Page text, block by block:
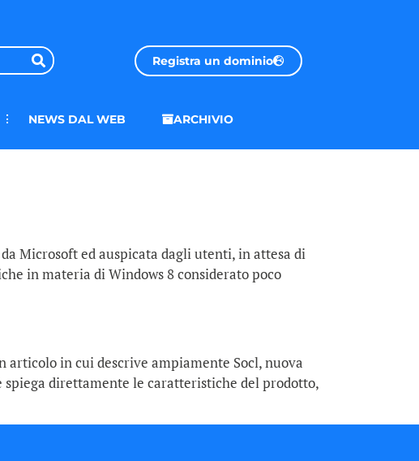
Registra un dominio
NEWS DAL WEB ARCHIVIO
Microsoft ed auspicata dagli utenti, in attesa di
in materia di Windows 8 considerato poco
articolo in cui descrive ampiamente Socl, nuova
direttamente le caratteristiche del prodotto,